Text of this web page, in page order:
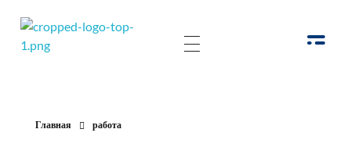
Главная работа